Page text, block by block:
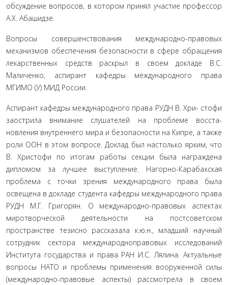
обсуждение вопросов, в котором принял участие профессор
А.Х. Абашидзе.
Вопросы совершенствования международно-правовых
механизмов обеспечения безопасности в сфере обращения
ле­карственных средств раскрыл в своем докладе В.С.
Маличенко, аспирант кафедры международного права
МГИМО (У) МИД России.
Аспирант кафедры международного права РУДН В. Хри- стофи
заострила внимание слушателей на проблеме восста­
новления внутреннего мира и безопасности на Кипре, а также
роли ООН в этом вопросе. Доклад был настолько ярким, что
В. Христофи по итогам работы секции была награждена
дипло­мом за лучшее выступление. Нагорно-Карабахская
проблема с точки зрения международного права была
освещена в докла­де студента кафедры международного права
РУДН М.Г. Григо­рян. О международно-правовых аспектах
миротворческой де­ятельности на постсоветском
пространстве тезисно рассказала к.ю.н., младший научный
сотрудник сектора международно­правовых исследований
Института государства и права РАН И.С. Лялина. Актуальные
вопросы НАТО и проблемы приме­нения вооруженной силы
(международно-правовые аспекты) рассмотрела в своем